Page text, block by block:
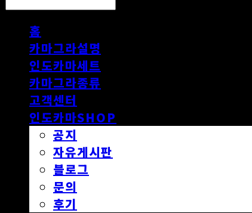
홈
카마그라설명
인도카마세트
카마그라종류
고객센터
인도카마SHOP
공지
자유게시판
블로그
문의
후기